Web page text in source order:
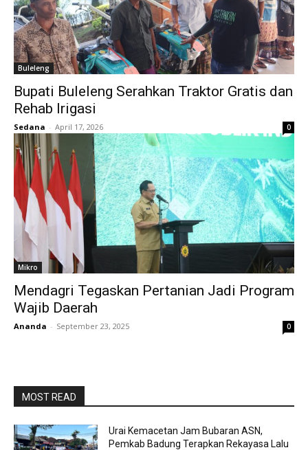
Buleleng
Bupati Buleleng Serahkan Traktor Gratis dan
Rehab Irigasi
Sedana - April 17, 2026 0
Mikro
Mendagri Tegaskan Pertanian Jadi Program
Wajib Daerah
Ananda - September 23, 2025 0
MOST READ
Urai Kemacetan Jam Bubaran ASN,
Pemkab Badung Terapkan Rekayasa Lalu